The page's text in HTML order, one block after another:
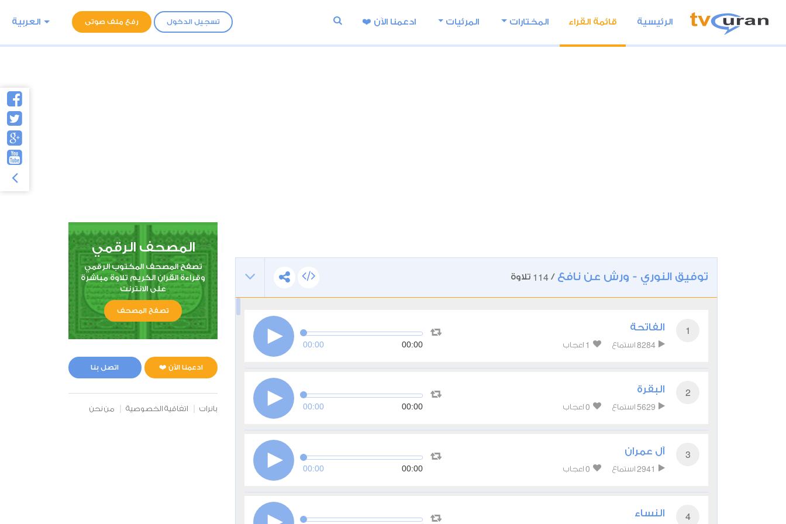
تسجيل الدخول رفع ملف صوتى العربية الرئيسية قائمة القراء المختارات المرئيات ادعمنا اﻵن ❤️
توفيق النوري - ورش عن نافع /
114 تلاوة
1 الفاتحة
8284 استماع 1 اعجاب 00:00 00:00
2 البقرة
5629 استماع 0 اعجاب 00:00 00:00
3 آل عمران
2941 استماع 0 اعجاب 00:00 00:00
4 النساء
المصحف الرقمي
تصفح المصحف المكتوب الرقمي
وقراءة القران الكريم تلاوة مباشرة
على الانترنت
تصفح المصحف
ادعمنا الآن ❤️ اتصل بنا
بانرات اتفاقية الخصوصية من نحن